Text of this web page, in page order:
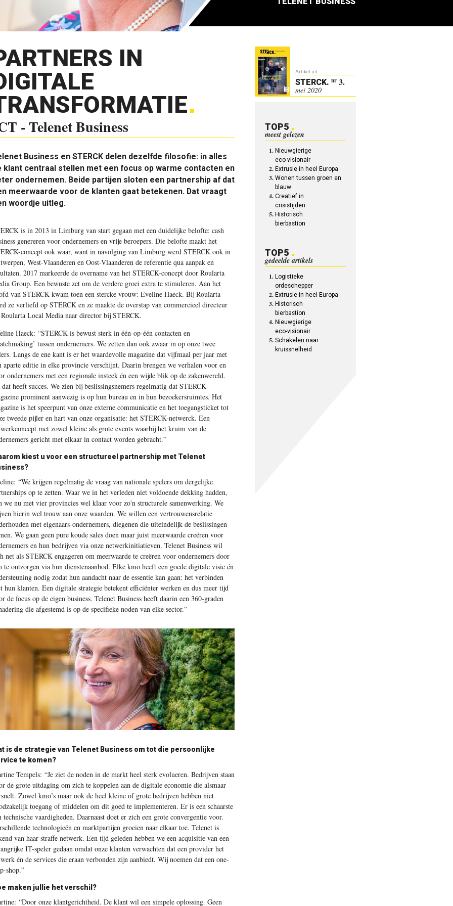
IN
- Telenet Business
Business en STERCK delen dezelfde filosofie: in alles
klant centraal stellen met een focus op warme contacten en
ondernemen. Beide partijen sloten een partnership af dat
meerwaarde voor de klanten gaat betekenen. Dat vraagt
woordje uitleg.
is in 2013 in Limburg van start gegaan met een duidelijke belofte: cash
genereren voor ondernemers en vrije beroepers. Die belofte maakt het
concept ook waar, want in navolging van Limburg werd STERCK ook in
West-Vlaanderen en Oost-Vlaanderen de referentie qua aanpak en
2017 markeerde de overname van het STERCK-concept door Roularta
Group. Een bewuste zet om de verdere groei extra te stimuleren. Aan het
van STERCK kwam toen een stercke vrouw: Eveline Haeck. Bij Roularta
ze verliefd op STERCK en ze maakte de overstap van commercieel directeur
Local Media naar director bij STERCK.
Haeck: “STERCK is bewust sterk in één-op-één contacten en
tussen ondernemers. We zetten dan ook zwaar in op onze twee
Langs de ene kant is er het waardevolle magazine dat vijfmaal per jaar met
aparte editie in elke provincie verschijnt. Daarin brengen we verhalen voor en
ondernemers met een regionale insteek én een wijde blik op de zakenwereld.
heeft succes. We zien bij beslissingsnemers regelmatig dat STERCK-
prominent aanwezig is op hun bureau en in hun bezoekersruimtes. Het
is het speerpunt van onze externe communicatie en het toegangsticket tot
tweede pijler en hart van onze organisatie: het STERCK-netwerck. Een
met zowel kleine als grote events waarbij het kruim van de
gericht met elkaar in contact worden gebracht.”
kiest u voor een structureel partnership met Telenet
“We krijgen regelmatig de vraag van nationale spelers om dergelijke
op te zetten. Waar we in het verleden niet voldoende dekking hadden,
we nu met vier provincies wel klaar voor zo'n structurele samenwerking. We
hierin wel trouw aan onze waarden. We willen een vertrouwensrelatie
met eigenaars-ondernemers, diegenen die uiteindelijk de beslissingen
We gaan geen pure koude sales doen maar juist meerwaarde creëren voor
en hun bedrijven via onze netwerkinitiatieven. Telenet Business wil
net als STERCK engageren om meerwaarde te creëren voor ondernemers door
te ontzorgen via hun dienstenaanbod. Elke kmo heeft een goede digitale visie én
nodig zodat hun aandacht naar de essentie kan gaan: het verbinden
hun klanten. Een digitale strategie betekent efficiënter werken en dus meer tijd
de focus op de eigen business. Telenet Business heeft daarin een 360-graden
die afgestemd is op de specifieke noden van elke sector.”
is de strategie van Telenet Business om tot die persoonlijke
te komen?
Tempels: “Je ziet de noden in de markt heel sterk evolueren. Bedrijven staan
de grote uitdaging om zich te koppelen aan de digitale economie die alsmaar
Zowel kmo’s maar ook de heel kleine of grote bedrijven hebben niet
toegang of middelen om dit goed te implementeren. Er is een schaarste
technische vaardigheden. Daarnaast doet er zich een grote convergentie voor.
technologieën en marktpartijen groeien naar elkaar toe. Telenet is
van haar straffe netwerk. Een tijd geleden hebben we een acquisitie van een
IT-speler gedaan omdat onze klanten verwachten dat een provider het
én de services die eraan verbonden zijn aanbiedt. Wij noemen dat een one-
shop.”
maken jullie het verschil?
“Door onze klantgerichtheid. De klant wil een simpele oplossing. Geen
Artikel uit:
STERCK. nr 3.
mei 2020
TOP5
meest gelezen
Nieuwgierige
eco-visionair
Extrusie in heel Europa
Wonen tussen groen en
blauw
Creatief in
crisistijden
Historisch
bierbastion
TOP5
gedeelde artikels
Logistieke
ordeschepper
Extrusie in heel Europa
Historisch
bierbastion
Nieuwgierige
eco-visionair
Schakelen naar
kruissnelheid